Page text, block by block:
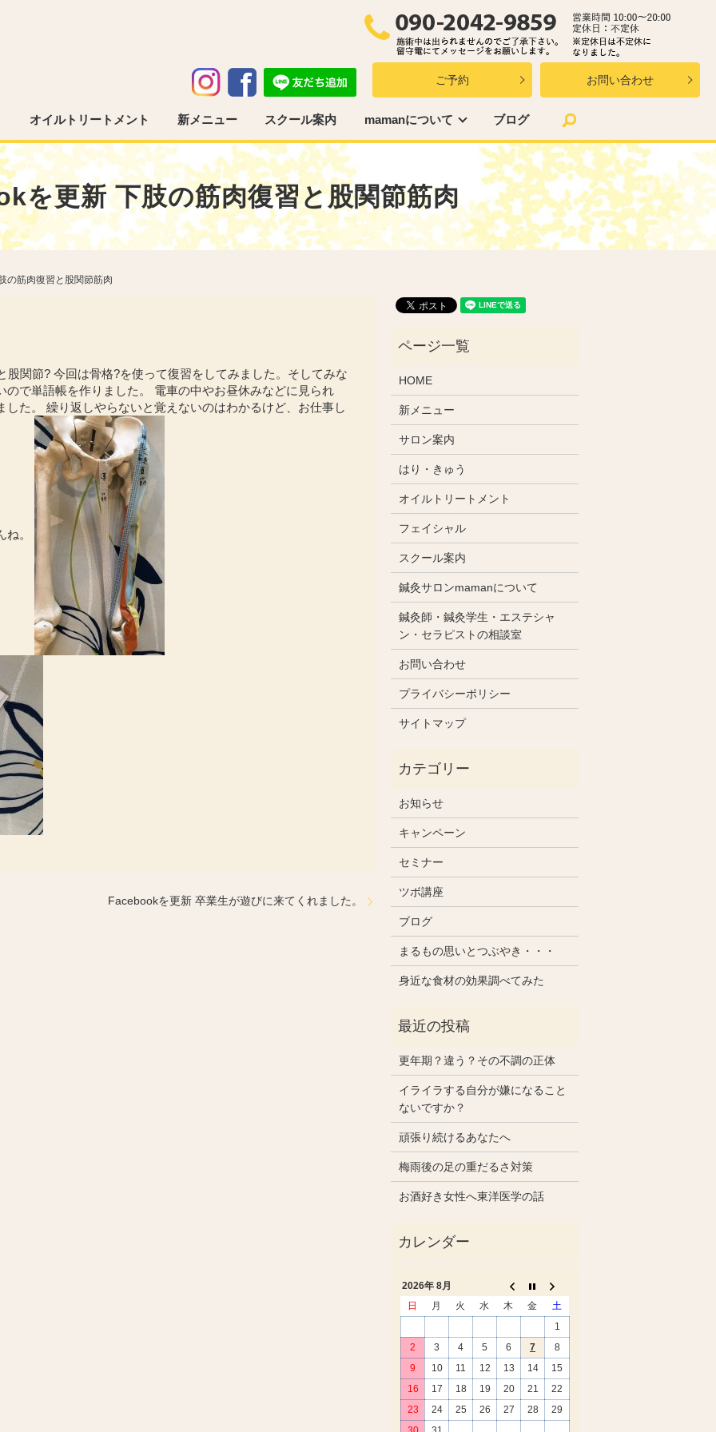
お問い合わせ
ご予約
オイルトリートメント 新メニュー スクール案内 mamanについて ブログ
を更新 下肢の筋肉復習と股関節筋肉
の筋肉復習と股関節筋肉
股関節? 今回は骨格?を使って復習をしてみました。そしてみな
で単語帳を作りました。 電車の中やお昼休みなどに見られ
た。 繰り返しやらないと覚えないのはわかるけど、お仕事し
ね。
Facebookを更新 卒業生が遊びに来てくれました。
HOME
新メニュー
サロン案内
はり・きゅう
オイルトリートメント
フェイシャル
スクール案内
鍼灸サロンmamanについて
鍼灸師・鍼灸学生・エステシャ
ン・セラピストの相談室
お問い合わせ
プライバシーポリシー
サイトマップ
お知らせ
キャンペーン
セミナー
ツボ講座
ブログ
まるもの思いとつぶやき・・・
身近な食材の効果調べてみた
更年期？違う？その不調の正体
イライラする自分が嫌になること
ないですか？
頑張り続けるあなたへ
梅雨後の足の重だるさ対策
お酒好き女性へ東洋医学の話
2026年 8月
日
月 火 水 木 金
土
1
2
3 4 5 6 7
8
9
10 11 12 13 14
15
16
17 18 19 20 21
22
23
24 25 26 27 28
29